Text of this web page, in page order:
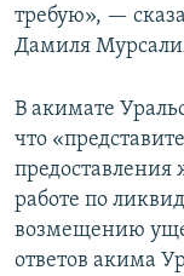
требую», —
Дамиля
В акимате
что
предоставления
работе по
возмещению
ответов акима